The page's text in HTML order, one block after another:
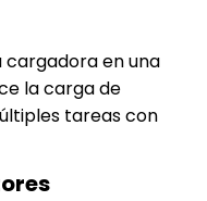
cargadora en una
la carga de
tareas con